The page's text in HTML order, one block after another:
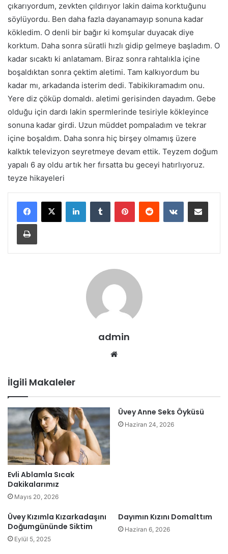
çıkarıyordum, zevkten çıldırıyor lakin daima korktuğunu
söylüyordu. Ben daha fazla dayanamayıp sonuna kadar
kökledim. O denli bir bağır ki komşular duyacak diye
korktum. Daha sonra süratli hızlı gidip gelmeye başladım. O
kadar sıcaktı ki anlatamam. Biraz sonra rahtalıkla içine
boşaldıktan sonra çektim aletimi. Tam kalkıyordum bu
kadar mı, arkadanda isterim dedi. Tabikikıramadım onu.
Yere diz çöküp domaldı. aletimi gerisinden dayadım. Gebe
olduğu için dardı lakin spermlerinde tesiriyle kökleyince
sonuna kadar girdi. Uzun müddet pompaladım ve tekrar
içine boşaldım. Daha sonra hiç birşey olmamış üzere
kalktık televizyon seyretmeye devam ettik. Teyzem doğum
yapalı 6 ay oldu artık her fırsatta bu geceyi hatırlıyoruz.
teyze hikayeleri
LinkedInTumblr PinterestReddit VKontakteE-Posta ile paylaş
Yazdır
admin
İlgili Makaleler
Evli Ablamla Sıcak
Dakikalarımız
Mayıs 20, 2026
Üvey Anne Seks Öyküsü
Haziran 24, 2026
Üvey Kızımla Kızarkadaşını
Doğumgününde Siktim
Eylül 5, 2025
Dayımın Kızını Domalttım
Haziran 6, 2026